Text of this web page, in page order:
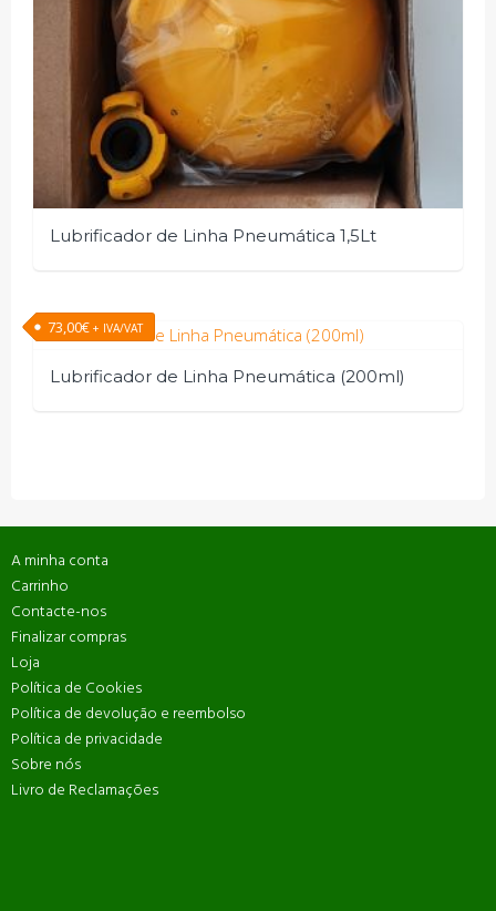
Lubrificador de Linha Pneumática 1,5Lt
Lubrificador de Linha Pneumática (200ml)
73,00€ + IVA/VAT
A minha conta
Carrinho
Contacte-nos
Finalizar compras
Loja
Política de Cookies
Política de devolução e reembolso
Política de privacidade
Sobre nós
Livro de Reclamações